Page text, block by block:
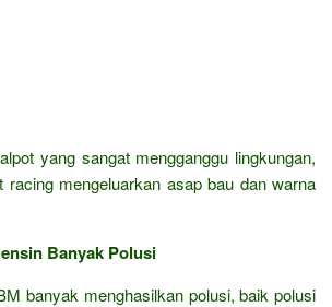
yang sangat mengganggu lingkungan,
racing mengeluarkan asap bau dan warna
Banyak Polusi
banyak menghasilkan polusi, baik polusi